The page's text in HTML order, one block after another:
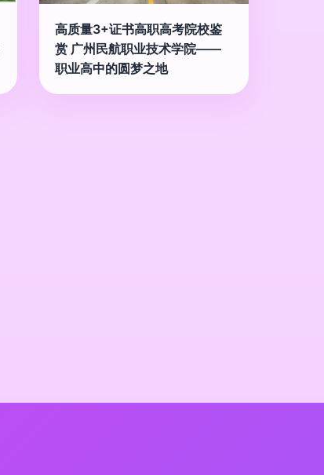
高质量3+证书高职高考院校鉴
赏 广州民航职业技术学院——
职业高中的圆梦之地